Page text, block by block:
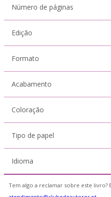
Número de páginas
Edição
Formato
Acabamento
Coloração
Tipo de papel
Idioma
Tem algo a reclamar sobre este livro?